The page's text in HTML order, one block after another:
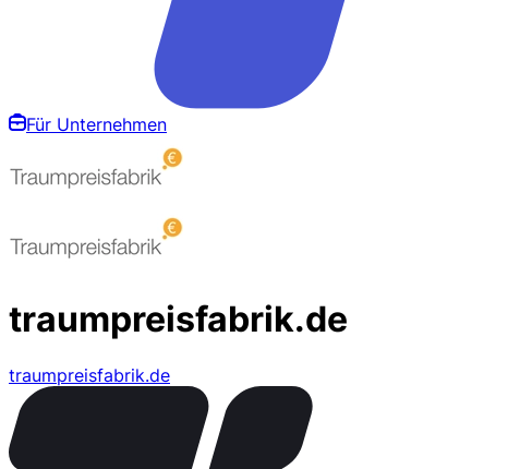
Für Unternehmen
traumpreisfabrik.de
traumpreisfabrik.de